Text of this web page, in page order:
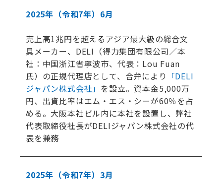
2025年 （令和7年） 6月
売上高1兆円を超えるアジア最大級の総合文
具メーカー、DELI（得力集団有限公司／本
社：中国浙江省寧波市、代表：Lou Fuan
氏）の正規代理店として、合弁により 「DELI
ジャパン株式会社」 を設立。資本金5,000万
円、出資比率はエム・エス・シーが60％を占
める。大阪本社ビル内に本社を設置し、弊社
代表取締役社長がDELIジャパン株式会社の代
表を兼務
2025年 （令和7年） 3月